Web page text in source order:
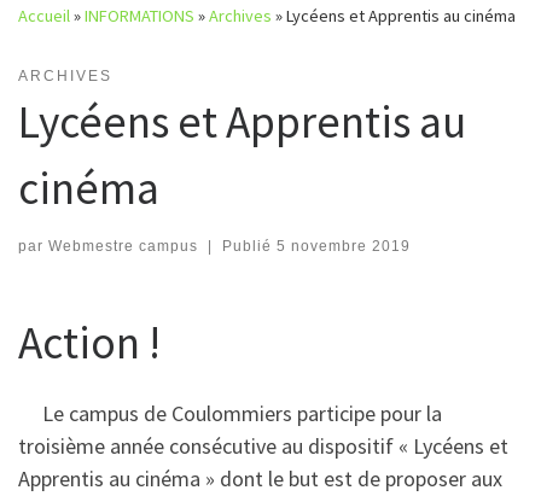
Accueil»INFORMATIONS »Archives »Lycéens et Apprentis au cinéma
ARCHIVES
Lycéens et Apprentis au
cinéma
par Webmestre campus | Publié 5 novembre 2019
Action !
Le campus de Coulommiers participe pour la
troisième année consécutive au dispositif « Lycéens et
Apprentis au cinéma » dont le but est de proposer aux